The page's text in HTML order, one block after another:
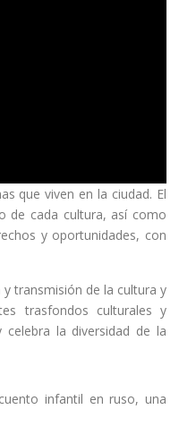
que viven en la ciudad. El
de cada cultura, así como
y oportunidades, con
transmisión de la cultura y
trasfondos culturales y
celebra la diversidad de la
infantil en ruso, una